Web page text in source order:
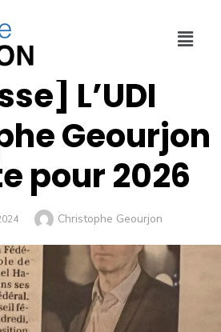
L'UDI
L’UDI
Geourjon
pour 2026
Christophe Geourjon